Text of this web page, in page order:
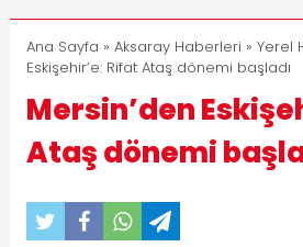
8:23 Aksaray
Ana Sayfa » Aksaray Haberleri » Yerel
Eskişehir’e: Rifat Ataş dönemi başladı
Mersin’den
Ataş dönemi